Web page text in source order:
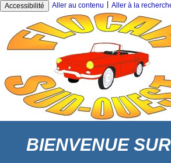
Accessibilité Aller au contenu Aller à la
BIENVENUE